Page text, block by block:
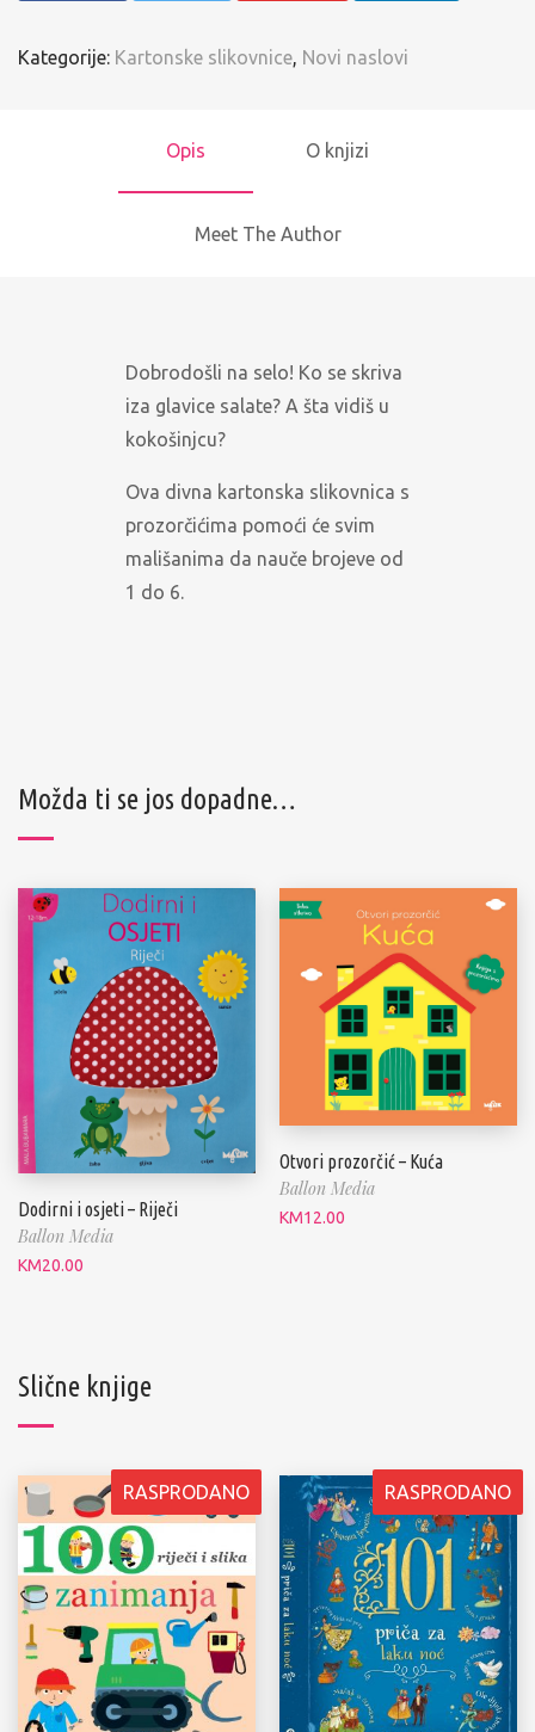
Kategorije: Kartonske slikovnice, Novi naslovi
Opis O knjizi
Meet The Author
Dobrodošli na selo! Ko se skriva
iza glavice salate? A šta vidiš u
kokošinjcu?
Ova divna kartonska slikovnica s
prozorčićima pomoći će svim
mališanima da nauče brojeve od
1 do 6.
Možda ti se jos dopadne…
Dodirni i osjeti – Riječi
Ballon Media
KM20.00
Otvori prozorčić – Kuća
Ballon Media
KM12.00
Slične knjige
RASPRODANO RASPRODANO